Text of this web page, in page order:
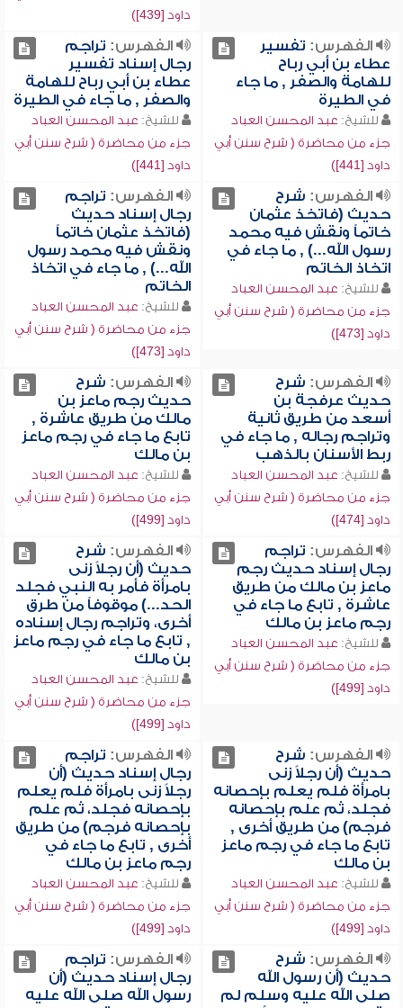
داود [439])
الفهرس: تفسير
عطاء بن أبي رباح
للهامة والصفر , ما جاء
في الطيرة
للشيخ: عبد المحسن العباد
جزء من محاضرة ( شرح سنن أبي
داود [441])
الفهرس: تراجم
رجال إسناد تفسير
عطاء بن أبي رباح للهامة
والصفر , ما جاء في الطيرة
للشيخ: عبد المحسن العباد
جزء من محاضرة ( شرح سنن أبي
داود [441])
الفهرس: شرح
حديث (فاتخذ عثمان
خاتماً ونقش فيه محمد
رسول الله...) , ما جاء في
اتخاذ الخاتم
للشيخ: عبد المحسن العباد
جزء من محاضرة ( شرح سنن أبي
داود [473])
الفهرس: تراجم
رجال إسناد حديث
(فاتخذ عثمان خاتماً
ونقش فيه محمد رسول
الله...) , ما جاء في اتخاذ
الخاتم
للشيخ: عبد المحسن العباد
جزء من محاضرة ( شرح سنن أبي
داود [473])
الفهرس: شرح
حديث عرفجة بن
أسعد من طريق ثانية
وتراجم رجاله , ما جاء في
ربط الأسنان بالذهب
للشيخ: عبد المحسن العباد
جزء من محاضرة ( شرح سنن أبي
داود [474])
الفهرس: شرح
حديث رجم ماعز بن
مالك من طريق عاشرة ,
تابع ما جاء في رجم ماعز
بن مالك
للشيخ: عبد المحسن العباد
جزء من محاضرة ( شرح سنن أبي
داود [499])
الفهرس: تراجم
رجال إسناد حديث رجم
ماعز بن مالك من طريق
عاشرة , تابع ما جاء في
رجم ماعز بن مالك
للشيخ: عبد المحسن العباد
جزء من محاضرة ( شرح سنن أبي
داود [499])
الفهرس: شرح
حديث (أن رجلاً زنى
بامرأة فأمر به النبي فجلد
الحد...) موقوفاً من طرق
أخرى، وتراجم رجال إسناده
, تابع ما جاء في رجم ماعز
بن مالك
للشيخ: عبد المحسن العباد
جزء من محاضرة ( شرح سنن أبي
داود [499])
الفهرس: شرح
حديث (أن رجلاً زنى
بامرأة فلم يعلم بإحصانه
فجلد، ثم علم بإحصانه
فرجم) من طريق أخرى ,
تابع ما جاء في رجم ماعز
بن مالك
للشيخ: عبد المحسن العباد
جزء من محاضرة ( شرح سنن أبي
داود [499])
الفهرس: تراجم
رجال إسناد حديث (أن
رجلاً زنى بامرأة فلم يعلم
بإحصانه فجلد، ثم علم
بإحصانه فرجم) من طريق
أخرى , تابع ما جاء في
رجم ماعز بن مالك
للشيخ: عبد المحسن العباد
جزء من محاضرة ( شرح سنن أبي
داود [499])
الفهرس: شرح
حديث (أن رسول الله
صلى الله عليه وسلم لم
الفهرس: تراجم
رجال إسناد حديث (أن
رسول الله صلى الله عليه